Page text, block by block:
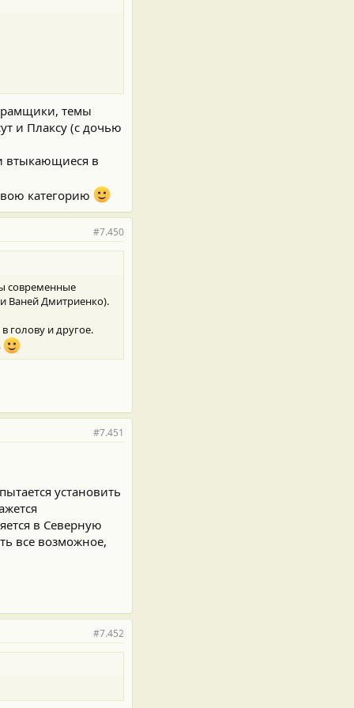
темы
и Плаксу (с дочью
втыкающиеся в
категорию
#7.450
современные
Ваней Дмитриенко).
голову и другое.
#7.451
установить
в Северную
все возможное,
#7.452